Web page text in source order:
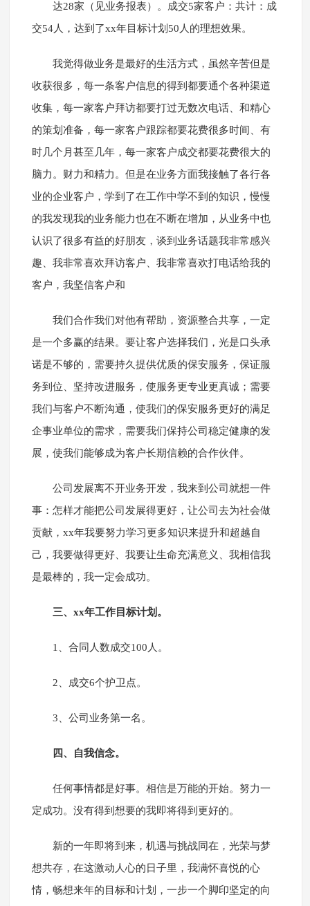
达28家（见业务报表）。成交5家客户：共计：成
交54人，达到了xx年目标计划50人的理想效果。
我觉得做业务是最好的生活方式，虽然辛苦但是
收获很多，每一条客户信息的得到都要通个各种渠道
收集，每一家客户拜访都要打过无数次电话、和精心
的策划准备，每一家客户跟踪都要花费很多时间、有
时几个月甚至几年，每一家客户成交都要花费很大的
脑力。财力和精力。但是在业务方面我接触了各行各
业的企业客户，学到了在工作中学不到的知识，慢慢
的我发现我的业务能力也在不断在增加，从业务中也
认识了很多有益的好朋友，谈到业务话题我非常感兴
趣、我非常喜欢拜访客户、我非常喜欢打电话给我的
客户，我坚信客户和
我们合作我们对他有帮助，资源整合共享，一定
是一个多赢的结果。要让客户选择我们，光是口头承
诺是不够的，需要持久提供优质的保安服务，保证服
务到位、坚持改进服务，使服务更专业更真诚；需要
我们与客户不断沟通，使我们的保安服务更好的满足
企事业单位的需求，需要我们保持公司稳定健康的发
展，使我们能够成为客户长期信赖的合作伙伴。
公司发展离不开业务开发，我来到公司就想一件
事：怎样才能把公司发展得更好，让公司去为社会做
贡献，xx年我要努力学习更多知识来提升和超越自
己，我要做得更好、我要让生命充满意义、我相信我
是最棒的，我一定会成功。
三、xx年工作目标计划。
1、合同人数成交100人。
2、成交6个护卫点。
3、公司业务第一名。
四、自我信念。
任何事情都是好事。相信是万能的开始。努力一
定成功。没有得到想要的我即将得到更好的。
新的一年即将到来，机遇与挑战同在，光荣与梦
想共存，在这激动人心的日子里，我满怀喜悦的心
情，畅想来年的目标和计划，一步一个脚印坚定的向